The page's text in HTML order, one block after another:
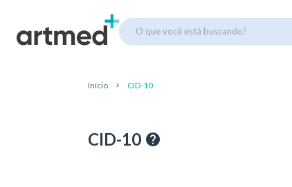
O que você está buscando?
Início CID-10
CID-10